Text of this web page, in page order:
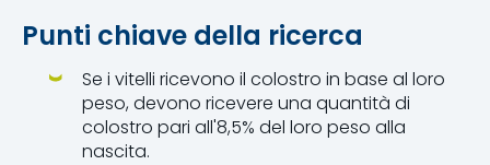
Punti chiave della ricerca
Se i vitelli ricevono il colostro in base al loro
peso, devono ricevere una quantità di
colostro pari all'8,5% del loro peso alla
nascita.